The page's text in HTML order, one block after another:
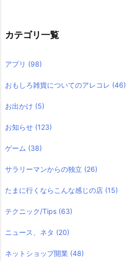
カテゴリ一覧
アプリ (98)
おもしろ雑貨についてのアレコレ (46)
お出かけ (5)
お知らせ (123)
ゲーム (38)
サラリーマンからの独立 (26)
たまに行くならこんな感じの店 (15)
テクニック/Tips (63)
ニュース、ネタ (20)
ネットショップ開業 (48)